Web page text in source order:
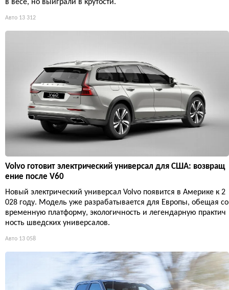
в весе, но выиграли в крутости.
Авто 13 312
Volvo готовит электрический универсал для США: возвращ
ение после V60
Новый электрический универсал Volvo появится в Америке к 2
028 году. Модель уже разрабатывается для Европы, обещая со
временную платформу, экологичность и легендарную практич
ность шведских универсалов.
Авто 13 058